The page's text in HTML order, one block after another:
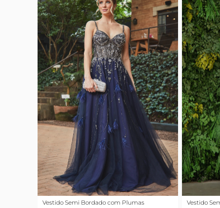
Vestido Semi Bordado com Plumas
Vestido